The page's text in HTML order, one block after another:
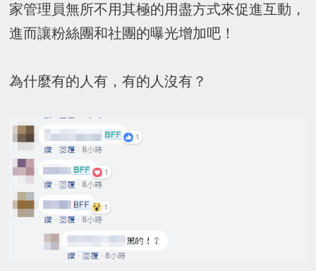
家管理員無所不用其極的用盡方式來促進互動，
進而讓粉絲團和社團的曝光增加吧！
為什麼有的人有，有的人沒有？